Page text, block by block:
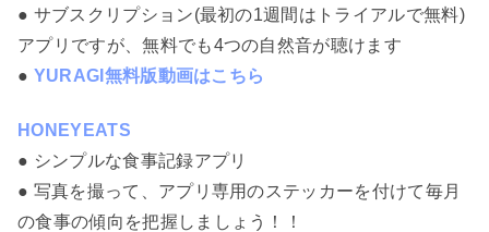
● サブスクリプション(最初の1週間はトライアルで無料)
アプリですが、無料でも4つの自然音が聴けます
● YURAGI無料版動画はこちら
HONEYEATS
● シンプルな食事記録アプリ
● 写真を撮って、アプリ専用のステッカーを付けて毎月
の食事の傾向を把握しましょう！！